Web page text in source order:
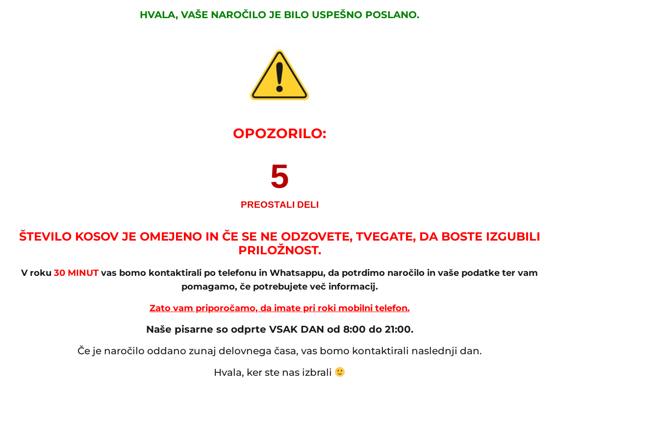
HVALA, VAŠE NAROČILO JE BILO USPEŠNO POSLANO.
OPOZORILO:
PREOSTALI DELI
5
ŠTEVILO KOSOV JE OMEJENO IN ČE SE NE ODZOVETE, TVEGATE, DA BOSTE IZGUBILI
PRILOŽNOST.
V roku 30 MINUT vas bomo kontaktirali po telefonu in Whatsappu, da potrdimo naročilo in vaše podatke ter vam
pomagamo, če potrebujete več informacij.
Zato vam priporočamo, da imate pri roki mobilni telefon.
Naše pisarne so odprte VSAK DAN od 8:00 do 21:00.
Če je naročilo oddano zunaj delovnega časa, vas bomo kontaktirali naslednji dan.
Hvala, ker ste nas izbrali